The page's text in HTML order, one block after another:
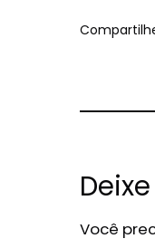
Você